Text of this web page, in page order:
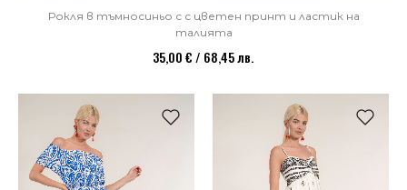
Рокля в тъмносиньо с с цветен принт и ластик на
талията
35,00 € / 68,45 лв.